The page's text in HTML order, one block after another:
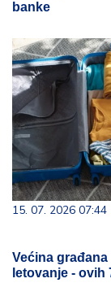
banke
15. 07. 2026 07:44
Većina
letovanje -